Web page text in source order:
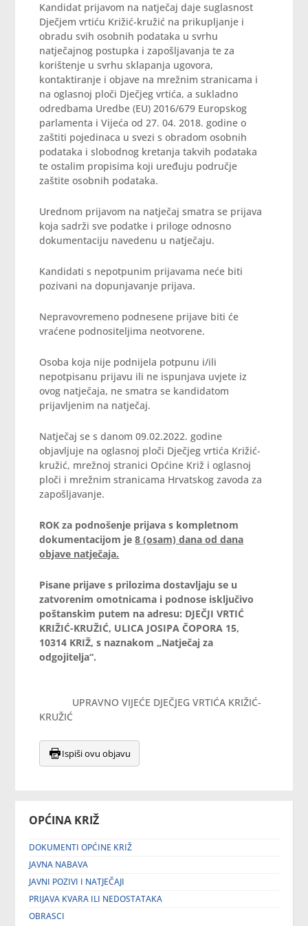
OPĆINA KRIŽ
DOKUMENTI OPĆINE KRIŽ
JAVNA NABAVA
JAVNI POZIVI I NATJEČAJI
PRIJAVA KVARA ILI NEDOSTATAKA
OBRASCI
Kandidat prijavom na natječaj daje suglasnost
Dječjem vrtiću Križić-kružić na prikupljanje i
obradu svih osobnih podataka u svrhu
natječajnog postupka i zapošljavanja te za
korištenje u svrhu sklapanja ugovora,
kontaktiranje i objave na mrežnim stranicama i
na oglasnoj ploči Dječjeg vrtića, a sukladno
odredbama Uredbe (EU) 2016/679 Europskog
parlamenta i Vijeća od 27. 04. 2018. godine o
zaštiti pojedinaca u svezi s obradom osobnih
podataka i slobodnog kretanja takvih podataka
te ostalim propisima koji uređuju područje
zaštite osobnih podataka.
Urednom prijavom na natječaj smatra se prijava
koja sadrži sve podatke i priloge odnosno
dokumentaciju navedenu u natječaju.
Kandidati s nepotpunim prijavama neće biti
pozivani na dopunjavanje prijava.
Nepravovremeno podnesene prijave biti će
vraćene podnositeljima neotvorene.
Osoba koja nije podnijela potpunu i/ili
nepotpisanu prijavu ili ne ispunjava uvjete iz
ovog natječaja, ne smatra se kandidatom
prijavljenim na natječaj.
Natječaj se s danom 09.02.2022. godine
objavljuje na oglasnoj ploči Dječjeg vrtića Križić-
kružić, mrežnoj stranici Općine Križ i oglasnoj
ploči i mrežnim stranicama Hrvatskog zavoda za
zapošljavanje.
ROK za podnošenje prijava s kompletnom
dokumentacijom je8 (osam) dana od dana
objave natječaja.
Pisane prijave s prilozima dostavljaju se u
zatvorenim omotnicama i podnose isključivo
poštanskim putem na adresu: DJEČJI VRTIĆ
KRIŽIĆ-KRUŽIĆ, ULICA JOSIPA ČOPORA 15,
10314 KRIŽ, s naznakom „Natječaj za
odgojitelja“.
UPRAVNO VIJEĆE DJEČJEG VRTIĆA KRIŽIĆ-
KRUŽIĆ
Ispiši ovu objavu